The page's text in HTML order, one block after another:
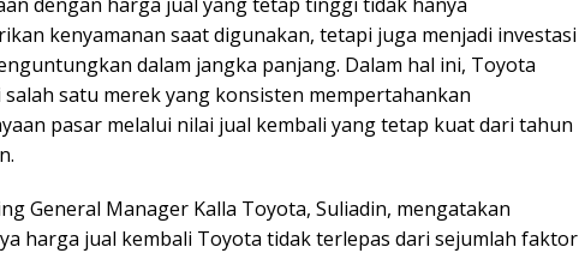
kenyamanan saat digunakan, tetapi juga menjadi investasi
dalam jangka panjang. Dalam hal ini, Toyota
salah satu merek yang konsisten mempertahankan
pasar melalui nilai jual kembali yang tetap kuat dari tahun
General Manager Kalla Toyota, Suliadin, mengatakan
harga jual kembali Toyota tidak terlepas dari sejumlah faktor